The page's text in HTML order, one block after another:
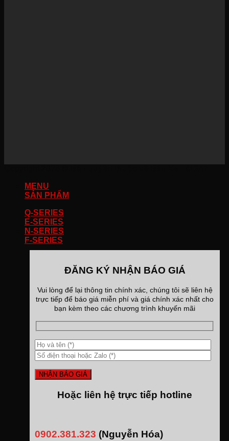
MENU
SẢN PHẨM
Q-SERIES
E-SERIES
N-SERIES
F-SERIES
ĐĂNG KÝ NHẬN BÁO GIÁ
Vui lòng để lại thông tin chính xác, chúng tôi sẽ liên hệ
trực tiếp để báo giá miễn phí và giá chính xác nhất cho
bạn kèm theo các chương trình khuyến mãi
Hoặc liên hệ trực tiếp hotline
0902.381.323 (Nguyễn Hóa)